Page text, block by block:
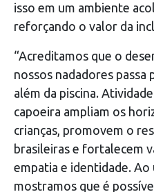
isso em um ambiente
reforçando o valor da
“Acreditamos que o
nossos nadadores passa
além da piscina.
capoeira ampliam os
crianças, promovem o
brasileiras e fortalecem
empatia e identidade.
mostramos que é